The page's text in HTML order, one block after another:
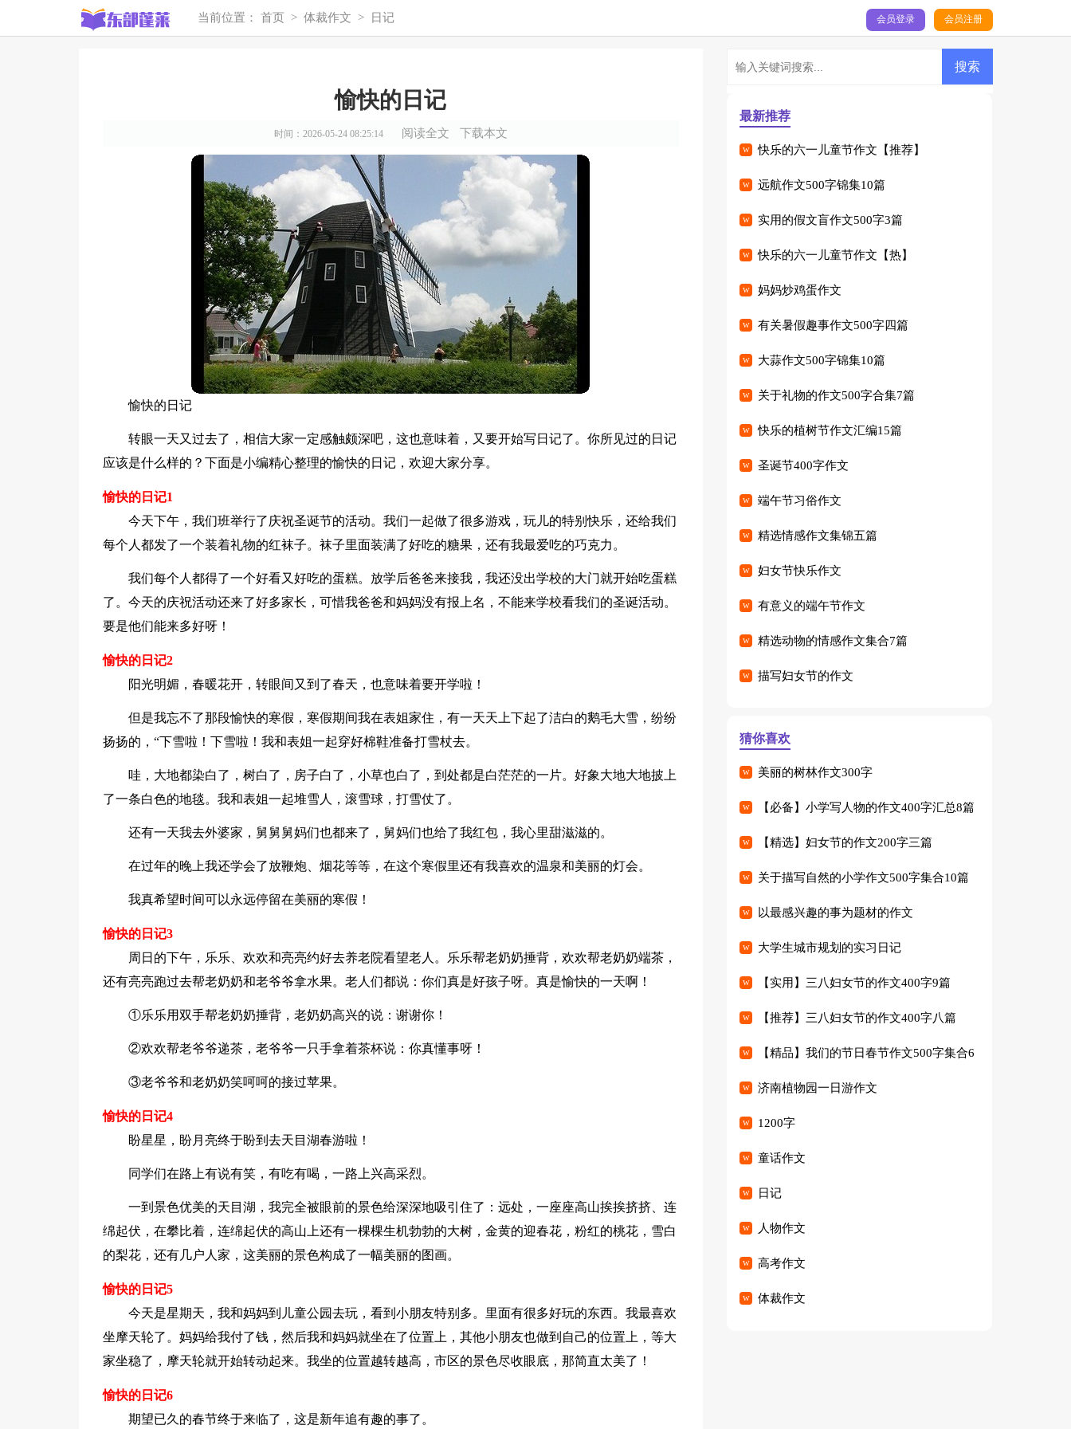
当前位置： 首页 > 体裁作文 > 日记 会员登录 会员注册
愉快的日记
时间：2026-05-24 08:25:14 阅读全文 下载本文
愉快的日记
转眼一天又过去了，相信大家一定感触颇深吧，这也意味着，又要开始写日记了。你所见过的日记
应该是什么样的？下面是小编精心整理的愉快的日记，欢迎大家分享。
愉快的日记1
今天下午，我们班举行了庆祝圣诞节的活动。我们一起做了很多游戏，玩儿的特别快乐，还给我们
每个人都发了一个装着礼物的红袜子。袜子里面装满了好吃的糖果，还有我最爱吃的巧克力。
我们每个人都得了一个好看又好吃的蛋糕。放学后爸爸来接我，我还没出学校的大门就开始吃蛋糕
了。今天的庆祝活动还来了好多家长，可惜我爸爸和妈妈没有报上名，不能来学校看我们的圣诞活动。
要是他们能来多好呀！
愉快的日记2
阳光明媚，春暖花开，转眼间又到了春天，也意味着要开学啦！
但是我忘不了那段愉快的寒假，寒假期间我在表姐家住，有一天天上下起了洁白的鹅毛大雪，纷纷
扬扬的，“下雪啦！下雪啦！我和表姐一起穿好棉鞋准备打雪杖去。
哇，大地都染白了，树白了，房子白了，小草也白了，到处都是白茫茫的一片。好象大地大地披上
了一条白色的地毯。我和表姐一起堆雪人，滚雪球，打雪仗了。
还有一天我去外婆家，舅舅舅妈们也都来了，舅妈们也给了我红包，我心里甜滋滋的。
在过年的晚上我还学会了放鞭炮、烟花等等，在这个寒假里还有我喜欢的温泉和美丽的灯会。
我真希望时间可以永远停留在美丽的寒假！
愉快的日记3
周日的下午，乐乐、欢欢和亮亮约好去养老院看望老人。乐乐帮老奶奶捶背，欢欢帮老奶奶端茶，
还有亮亮跑过去帮老奶奶和老爷爷拿水果。老人们都说：你们真是好孩子呀。真是愉快的一天啊！
①乐乐用双手帮老奶奶捶背，老奶奶高兴的说：谢谢你！
②欢欢帮老爷爷递茶，老爷爷一只手拿着茶杯说：你真懂事呀！
③老爷爷和老奶奶笑呵呵的接过苹果。
愉快的日记4
盼星星，盼月亮终于盼到去天目湖春游啦！
同学们在路上有说有笑，有吃有喝，一路上兴高采烈。
一到景色优美的天目湖，我完全被眼前的景色给深深地吸引住了：远处，一座座高山挨挨挤挤、连
绵起伏，在攀比着，连绵起伏的高山上还有一棵棵生机勃勃的大树，金黄的迎春花，粉红的桃花，雪白
的梨花，还有几户人家，这美丽的景色构成了一幅美丽的图画。
愉快的日记5
今天是星期天，我和妈妈到儿童公园去玩，看到小朋友特别多。里面有很多好玩的东西。我最喜欢
坐摩天轮了。妈妈给我付了钱，然后我和妈妈就坐在了位置上，其他小朋友也做到自己的位置上，等大
家坐稳了，摩天轮就开始转动起来。我坐的位置越转越高，市区的景色尽收眼底，那简直太美了！
愉快的日记6
期望已久的春节终于来临了，这是新年追有趣的事了。
最新推荐
快乐的六一儿童节作文【推荐】
远航作文500字锦集10篇
实用的假文盲作文500字3篇
快乐的六一儿童节作文【热】
妈妈炒鸡蛋作文
有关暑假趣事作文500字四篇
大蒜作文500字锦集10篇
关于礼物的作文500字合集7篇
快乐的植树节作文汇编15篇
圣诞节400字作文
端午节习俗作文
精选情感作文集锦五篇
妇女节快乐作文
有意义的端午节作文
精选动物的情感作文集合7篇
描写妇女节的作文
猜你喜欢
美丽的树林作文300字
【必备】小学写人物的作文400字汇总8篇
【精选】妇女节的作文200字三篇
关于描写自然的小学作文500字集合10篇
以最感兴趣的事为题材的作文
大学生城市规划的实习日记
【实用】三八妇女节的作文400字9篇
【推荐】三八妇女节的作文400字八篇
【精品】我们的节日春节作文500字集合6
篇 济南植物园一日游作文
1200字
童话作文
日记
人物作文
高考作文
体裁作文